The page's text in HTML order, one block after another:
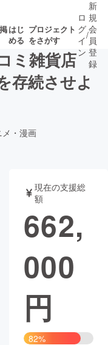
はじ
める
プロジェクト
をさがす
了が近いプ
書籍・雑誌
チャレンジ
Creation
ロ
グ
イ
ン
/
新
規
会
員
登
録
ミ雑貨店
存続させよ
メ・漫画
現在の支援総
額
662,
000
円
82%